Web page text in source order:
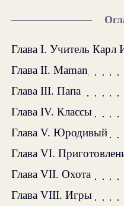
Глава I. Учитель Карл
Глава II. Maman
Глава III. Папа
Глава IV. Классы
Глава V. Юродивый
Глава VI.
Глава VII. Охота
Глава VIII. Игры